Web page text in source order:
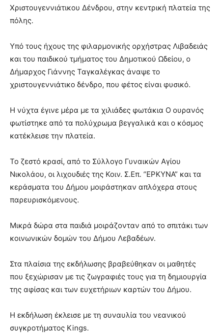
Χριστουγεννιάτικου Δένδρου, στην κεντρική πλατεία της
πόλης.
Υπό τους ήχους της φιλαρμονικής ορχήστρας Λιβαδειάς
και του παιδικού τμήματος του Δημοτικού Ωδείου, ο
Δήμαρχος Γιάννης Ταγκαλέγκας άναψε το
χριστουγεννιάτικο δένδρο, που φέτος είναι φυσικό.
Η νύχτα έγινε μέρα με τα χιλιάδες φωτάκια Ο ουρανός
φωτίστηκε από τα πολύχρωμα βεγγαλικά και ο κόσμος
κατέκλεισε την πλατεία.
Το ζεστό κρασί, από το Σύλλογο Γυναικών Αγίου
Νικολάου, οι λιχουδιές της Κοιν. Σ.Επ. “ΕΡΚΥΝΑ” και τα
κεράσματα του Δήμου μοιράστηκαν απλόχερα στους
παρευρισκόμενους.
Μικρά δώρα στα παιδιά μοιράζονταν από το σπιτάκι των
κοινωνικών δομών του Δήμου Λεβαδέων.
Στα πλαίσια της εκδήλωσης βραβεύθηκαν οι μαθητές
που ξεχώρισαν με τις ζωγραφιές τους για τη δημιουργία
της αφίσας και των ευχετήριων καρτών του Δήμου.
Η εκδήλωση έκλεισε με τη συναυλία του νεανικού
συγκροτήματος Kings.